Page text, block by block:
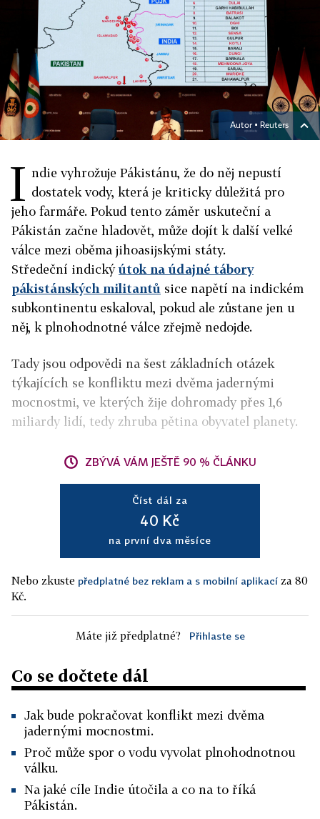
Autor ▪ Reuters
I ndie vyhrožuje Pákistánu, že do něj nepustí
dostatek vody, která je kriticky důležitá pro
jeho farmáře. Pokud tento záměr uskuteční a
Pákistán začne hladovět, může dojít k další velké
válce mezi oběma jihoasijskými státy.
Středeční indickýútok na údajné tábory
pákistánských militantů sice napětí na indickém
subkontinentu eskaloval, pokud ale zůstane jen u
něj, k plnohodnotné válce zřejmě nedojde.
Tady jsou odpovědi na šest základních otázek
týkajících se konfliktu mezi dvěma jadernými
mocnostmi, ve kterých žije dohromady přes 1,6
miliardy lidí, tedy zhruba pětina obyvatel planety.
ZBÝVÁ VÁM JEŠTĚ 90 % ČLÁNKU
Číst dál za
40 Kč
na první dva měsíce
Nebo zkuste předplatné bez reklam a s mobilní aplikací za 80
Kč.
Máte již předplatné? Přihlaste se
Co se dočtete dál
Jak bude pokračovat konflikt mezi dvěma
jadernými mocnostmi.
Proč může spor o vodu vyvolat plnohodnotnou
válku.
Na jaké cíle Indie útočila a co na to říká
Pákistán.